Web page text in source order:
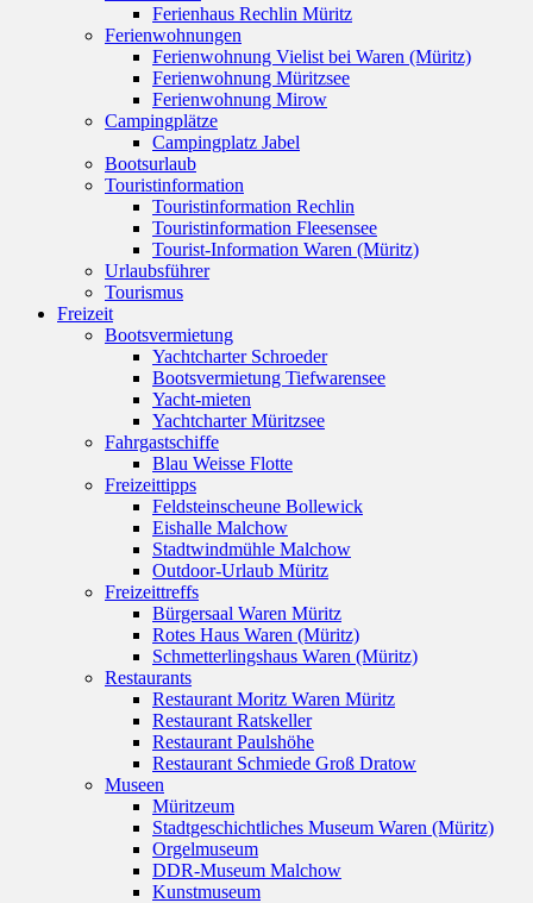
Ferienhaus Rechlin Müritz
Ferienwohnungen
Ferienwohnung Vielist bei Waren (Müritz)
Ferienwohnung Müritzsee
Ferienwohnung Mirow
Campingplätze
Campingplatz Jabel
Bootsurlaub
Touristinformation
Touristinformation Rechlin
Touristinformation Fleesensee
Tourist-Information Waren (Müritz)
Urlaubsführer
Tourismus
Freizeit
Bootsvermietung
Yachtcharter Schroeder
Bootsvermietung Tiefwarensee
Yacht-mieten
Yachtcharter Müritzsee
Fahrgastschiffe
Blau Weisse Flotte
Freizeittipps
Feldsteinscheune Bollewick
Eishalle Malchow
Stadtwindmühle Malchow
Outdoor-Urlaub Müritz
Freizeittreffs
Bürgersaal Waren Müritz
Rotes Haus Waren (Müritz)
Schmetterlingshaus Waren (Müritz)
Restaurants
Restaurant Moritz Waren Müritz
Restaurant Ratskeller
Restaurant Paulshöhe
Restaurant Schmiede Groß Dratow
Museen
Müritzeum
Stadtgeschichtliches Museum Waren (Müritz)
Orgelmuseum
DDR-Museum Malchow
Kunstmuseum